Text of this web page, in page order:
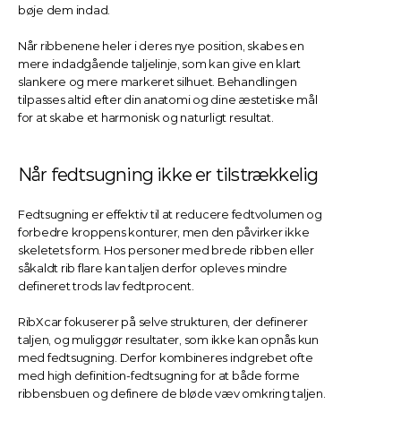
bøje dem indad.
Når ribbenene heler i deres nye position, skabes en
mere indadgående taljelinje, som kan give en klart
slankere og mere markeret silhuet. Behandlingen
tilpasses altid efter din anatomi og dine æstetiske mål
for at skabe et harmonisk og naturligt resultat.
Når fedtsugning ikke er tilstrækkelig
Fedtsugning er effektiv til at reducere fedtvolumen og
forbedre kroppens konturer, men den påvirker ikke
skeletets form. Hos personer med brede ribben eller
såkaldt rib flare kan taljen derfor opleves mindre
defineret trods lav fedtprocent.
RibXcar fokuserer på selve strukturen, der definerer
taljen, og muliggør resultater, som ikke kan opnås kun
med fedtsugning. Derfor kombineres indgrebet ofte
med high definition-fedtsugning for at både forme
ribbensbuen og definere de bløde væv omkring taljen.